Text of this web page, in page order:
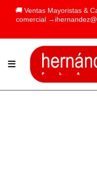
🚚 Ventas Mayoristas &
comercial →